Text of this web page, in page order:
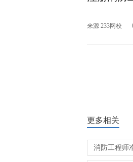
来源 233网校
更多相关
消防工程师